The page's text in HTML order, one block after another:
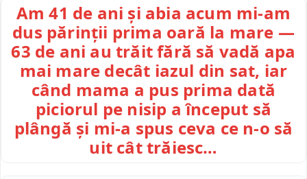
Am 41 de ani și abia acum mi-am
dus părinții prima oară la mare —
63 de ani au trăit fără să vadă apa
mai mare decât iazul din sat, iar
când mama a pus prima dată
piciorul pe nisip a început să
plângă și mi-a spus ceva ce n-o să
uit cât trăiesc…